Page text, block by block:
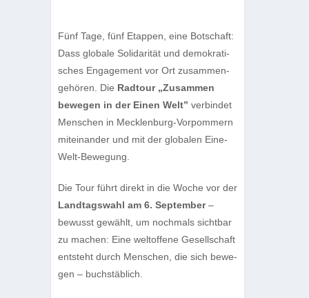
Fünf Tage, fünf Etap­pen, eine Bot­schaft:
Dass glo­bale Soli­da­ri­tät und demo­kra­ti­
sches Enga­ge­ment vor Ort zusam­men­
ge­hö­ren. Die Rad­tour „Zusam­men
bewe­gen in der Einen Welt” ver­bin­det
Men­schen in Meck­len­burg-Vor­pom­mern
mit­ein­an­der und mit der glo­ba­len Eine-
Welt-Bewegung.
Die Tour führt direkt in die Woche vor der
Land­tags­wahl am 6. Sep­tem­ber–
bewusst gewählt, um noch­mals sicht­bar
zu machen: Eine welt­of­fene Gesell­schaft
ent­steht durch Men­schen, die sich bewe­
gen – buchstäblich.